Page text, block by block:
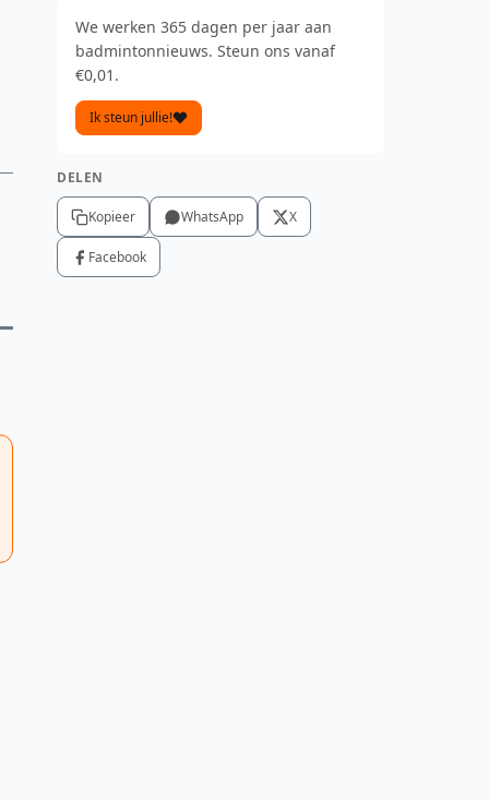
We werken 365 dagen per jaar aan
badmintonnieuws. Steun ons vanaf
€0,01.
Ik steun jullie!
DELEN
Kopieer WhatsApp X
Facebook